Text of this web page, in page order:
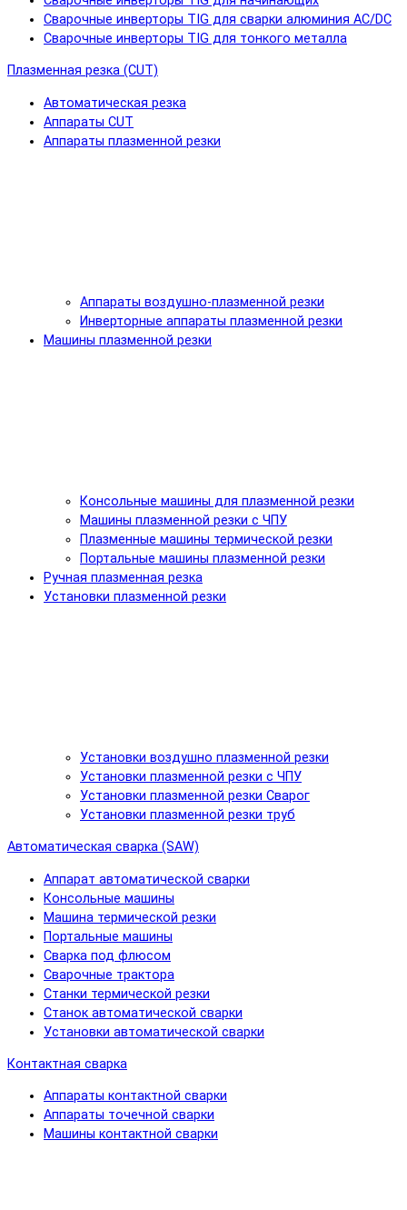
Сварочные инверторы TIG для сварки алюминия AC/DC
Сварочные инверторы TIG для тонкого металла
Плазменная резка (CUT)
Автоматическая резка
Аппараты CUT
Аппараты плазменной резки
Аппараты воздушно-плазменной резки
Инверторные аппараты плазменной резки
Машины плазменной резки
Консольные машины для плазменной резки
Машины плазменной резки с ЧПУ
Плазменные машины термической резки
Портальные машины плазменной резки
Ручная плазменная резка
Установки плазменной резки
Установки воздушно плазменной резки
Установки плазменной резки с ЧПУ
Установки плазменной резки Сварог
Установки плазменной резки труб
Автоматическая сварка (SAW)
Аппарат автоматической сварки
Консольные машины
Машина термической резки
Портальные машины
Сварка под флюсом
Сварочные трактора
Станки термической резки
Станок автоматической сварки
Установки автоматической сварки
Контактная сварка
Аппараты контактной сварки
Аппараты точечной сварки
Машины контактной сварки